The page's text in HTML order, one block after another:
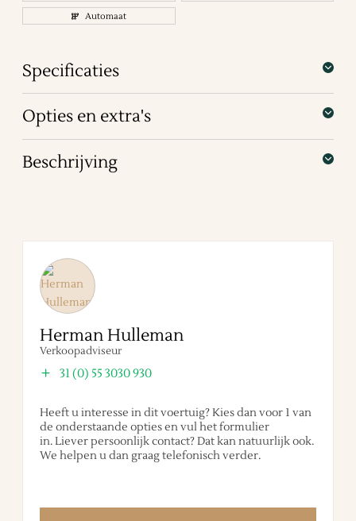
Automaat
Specificaties
Opties en extra's
Beschrijving
Herman Hulleman
Verkoopadviseur
31 (0) 55 3030 930
Heeft u interesse in dit voertuig? Kies dan voor 1 van
de onderstaande opties en vul het formulier
in. Liever persoonlijk contact? Dat kan natuurlijk ook.
We helpen u dan graag telefonisch verder.